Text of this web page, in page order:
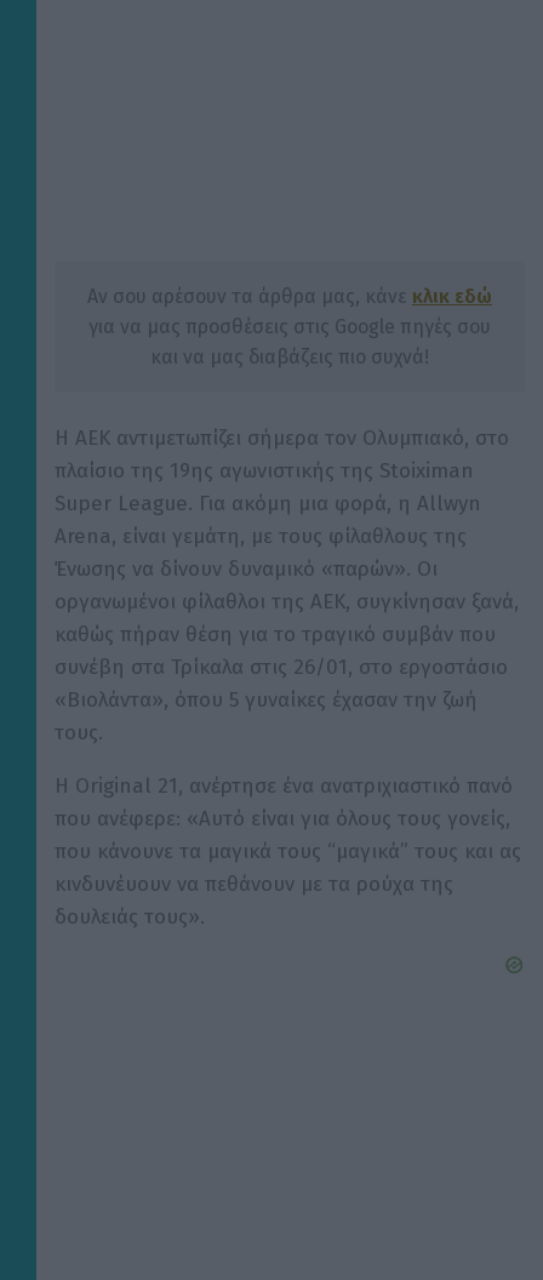
Αν σου αρέσουν τα άρθρα μας, κάνε κλικ εδώ
για να μας προσθέσεις στις Google πηγές σου
και να μας διαβάζεις πιο συχνά!
Η ΑΕΚ αντιμετωπίζει σήμερα τον Ολυμπιακό, στο
πλαίσιο της 19ης αγωνιστικής της Stoiximan
Super League. Για ακόμη μια φορά, η Allwyn
Arena, είναι γεμάτη, με τους φίλαθλους της
Ένωσης να δίνουν δυναμικό «παρών». Οι
οργανωμένοι φίλαθλοι της ΑΕΚ, συγκίνησαν ξανά,
καθώς πήραν θέση για το τραγικό συμβάν που
συνέβη στα Τρίκαλα στις 26/01, στο εργοστάσιο
«Βιολάντα», όπου 5 γυναίκες έχασαν την ζωή
τους.
Η Original 21, ανέρτησε ένα ανατριχιαστικό πανό
που ανέφερε: «Αυτό είναι για όλους τους γονείς,
που κάνουνε τα μαγικά τους “μαγικά” τους και ας
κινδυνέυουν να πεθάνουν με τα ρούχα της
δουλειάς τους».